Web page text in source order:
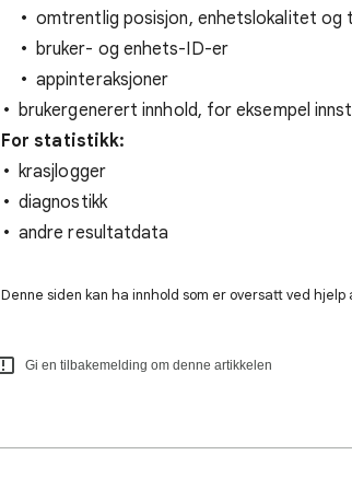
omtrentlig posisjon, enhetslokalitet og
bruker- og enhets-ID-er
appinteraksjoner
brukergenerert innhold, for eksempel
For statistikk:
krasjlogger
diagnostikk
andre resultatdata
Denne siden kan ha innhold som er oversatt ved
Gi en tilbakemelding om denne artikkelen